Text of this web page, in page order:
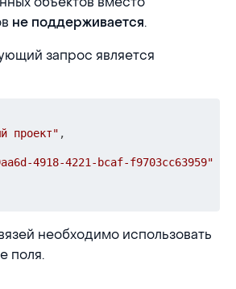
не поддерживается.
запрос является
проект" ,
4918-4221-bcaf-f9703cc63959"
необходимо использовать
поля.